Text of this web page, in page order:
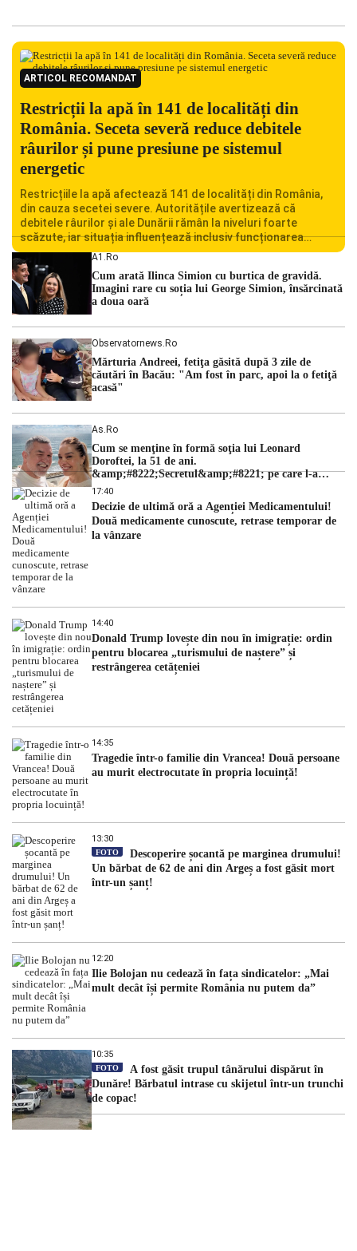
ARTICOL RECOMANDAT
Restricții la apă în 141 de localități din
România. Seceta severă reduce debitele
râurilor și pune presiune pe sistemul
energetic
Restricțiile la apă afectează 141 de localități din România,
din cauza secetei severe. Autoritățile avertizează că
debitele râurilor și ale Dunării rămân la niveluri foarte
scăzute, iar situația influențează inclusiv funcționarea
Centralei Nucleare de la Cernavodă. România se confruntă
cu una dintre cele mai dificile perioade din punct de vedere
hidrologic din ultimii ani. Lipsa […]
A1.ro
Cum arată Ilinca Simion cu burtica de gravidă.
Imagini rare cu soția lui George Simion, însărcinată
a doua oară
Observatornews.ro
Mărturia Andreei, fetiţa găsită după 3 zile de
căutări în Bacău: "Am fost în parc, apoi la o fetiţă
acasă"
As.ro
Cum se menţine în formă soţia lui Leonard
Doroftei, la 51 de ani.
&amp;#8222;Secretul&amp;#8221; pe care l-a
dezvăluit
17:40
Decizie de ultimă oră a Agenției Medicamentului!
Două medicamente cunoscute, retrase temporar de
la vânzare
14:40
Donald Trump lovește din nou în imigrație: ordin
pentru blocarea „turismului de naștere” și
restrângerea cetățeniei
14:35
Tragedie într-o familie din Vrancea! Două persoane
au murit electrocutate în propria locuință!
13:30
FOTO
Descoperire șocantă pe marginea drumului!
Un bărbat de 62 de ani din Argeș a fost găsit mort
într-un șanț!
12:20
Ilie Bolojan nu cedează în fața sindicatelor: „Mai
mult decât își permite România nu putem da”
10:35
FOTO
A fost găsit trupul tânărului dispărut în
Dunăre! Bărbatul intrase cu skijetul într-un trunchi
de copac!